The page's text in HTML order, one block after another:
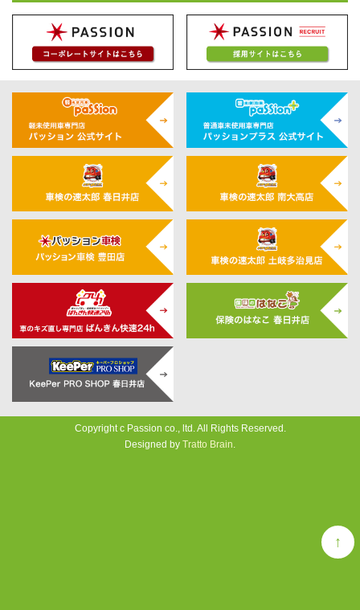
↑
Copyright c Passion co., ltd. All Rights Reserved.
Designed by Tratto Brain